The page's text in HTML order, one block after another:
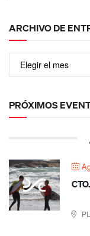
ARCHIVO DE
PRÓXIMOS